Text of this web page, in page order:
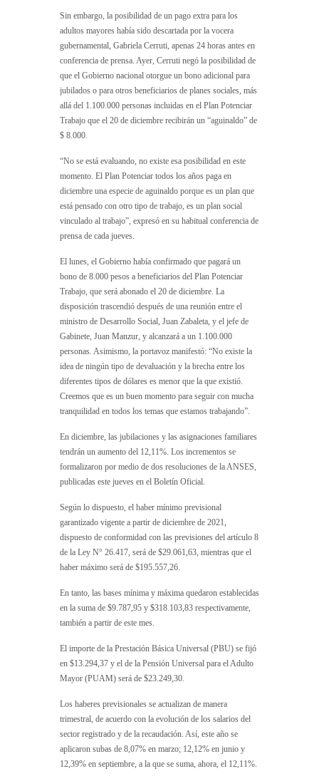
Sin embargo, la posibilidad de un pago extra para los
adultos mayores había sido descartada por la vocera
gubernamental, Gabriela Cerruti, apenas 24 horas antes en
conferencia de prensa. Ayer, Cerruti negó la posibilidad de
que el Gobierno nacional otorgue un bono adicional para
jubilados o para otros beneficiarios de planes sociales, más
allá del 1.100.000 personas incluidas en el Plan Potenciar
Trabajo que el 20 de diciembre recibirán un “aguinaldo” de
$ 8.000.
“No se está evaluando, no existe esa posibilidad en este
momento. El Plan Potenciar todos los años paga en
diciembre una especie de aguinaldo porque es un plan que
está pensado con otro tipo de trabajo, es un plan social
vinculado al trabajo”, expresó en su habitual conferencia de
prensa de cada jueves.
El lunes, el Gobierno había confirmado que pagará un
bono de 8.000 pesos a beneficiarios del Plan Potenciar
Trabajo, que será abonado el 20 de diciembre. La
disposición trascendió después de una reunión entre el
ministro de Desarrollo Social, Juan Zabaleta, y el jefe de
Gabinete, Juan Manzur, y alcanzará a un 1.100.000
personas. Asimismo, la portavoz manifestó: “No existe la
idea de ningún tipo de devaluación y la brecha entre los
diferentes tipos de dólares es menor que la que existió.
Creemos que es un buen momento para seguir con mucha
tranquilidad en todos los temas que estamos trabajando”.
En diciembre, las jubilaciones y las asignaciones familiares
tendrán un aumento del 12,11%. Los incrementos se
formalizaron por medio de dos resoluciones de la ANSES,
publicadas este jueves en el Boletín Oficial.
Según lo dispuesto, el haber mínimo previsional
garantizado vigente a partir de diciembre de 2021,
dispuesto de conformidad con las previsiones del artículo 8
de la Ley N° 26.417, será de $29.061,63, mientras que el
haber máximo será de $195.557,26.
En tanto, las bases mínima y máxima quedaron establecidas
en la suma de $9.787,95 y $318.103,83 respectivamente,
también a partir de este mes.
El importe de la Prestación Básica Universal (PBU) se fijó
en $13.294,37 y el de la Pensión Universal para el Adulto
Mayor (PUAM) será de $23.249,30.
Los haberes previsionales se actualizan de manera
trimestral, de acuerdo con la evolución de los salarios del
sector registrado y de la recaudación. Así, este año se
aplicaron subas de 8,07% en marzo; 12,12% en junio y
12,39% en septiembre, a la que se suma, ahora, el 12,11%.